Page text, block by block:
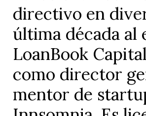
directivo en
última década
LoanBook
como director
mentor de